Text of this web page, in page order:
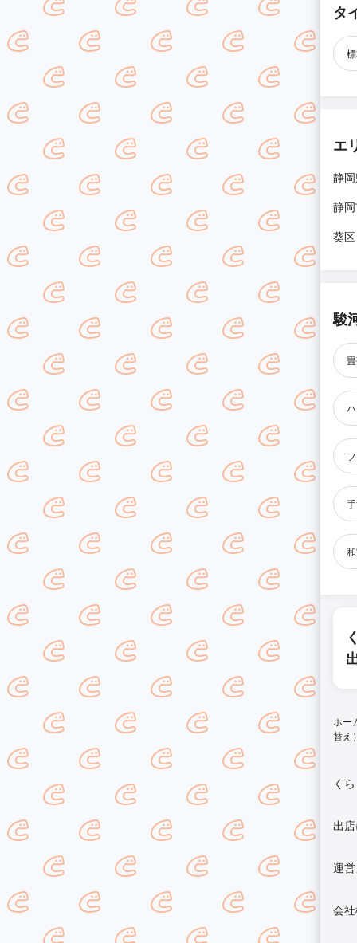
タ
エ
静
静
葵区
駿
ホー
替え
く
出
運
会